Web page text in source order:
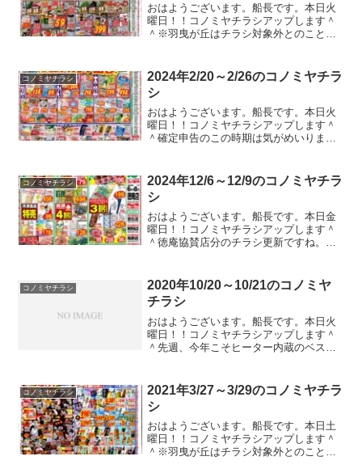
おはようございます。船長です。本日火
曜日！！コノミヤチラシアップします＾
＾※羽曳が丘はチラシ対象外とのこと。
ど、、、そもそも論で私は誰かの養分に
なりたくないのでリタイヤして気ま...
コノミヤチラシ
2024年2/20～2/26のコノミヤチラ
シ
おはようございます。船長です。本日火
曜日！！コノミヤチラシアップします＾
＾確定申告のこの時期は気がめいります
で収めたお金で何してんのっていうと、
政治家や官僚、お金持ちな...
コノミヤチラシ
2024年12/6～12/9のコノミヤチラ
シ
おはようございます。船長です。本日金
曜日！！コノミヤチラシアップします＾
＾徳庵協賛店分のチラシ更新ですね。全
が入ってたのでコノミヤチラシ以外もア
ップしている本編ブログの...
コノミヤチラシ
2020年10/20～10/21のコノミヤ
チラシ
おはようございます。船長です。本日火
曜日！！コノミヤチラシアップします＾
＾先週、今年こそヒーター内蔵のベスト
す。そして、数日で売り切れたとのこ
と。。。えぇ、もう売ってな...
コノミヤチラシ
2021年3/27～3/29のコノミヤチラ
シ
おはようございます。船長です。本日土
曜日！！コノミヤチラシアップします＾
＾※羽曳が丘はチラシ対象外とのこと。